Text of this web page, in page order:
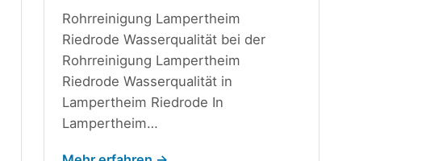
Rohrreinigung Lampertheim
Riedrode Wasserqualität bei der
Rohrreinigung Lampertheim
Riedrode Wasserqualität in
Lampertheim Riedrode In
Lampertheim…